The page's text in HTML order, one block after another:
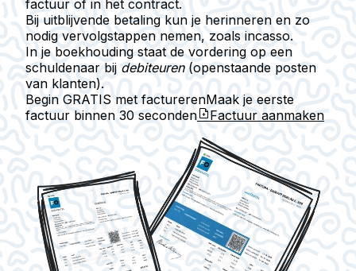
factuur of in het contract.
Bij uitblijvende betaling kun je herinneren en zo
nodig vervolgstappen nemen, zoals incasso.
In je boekhouding staat de vordering op een
schuldenaar bij debiteuren(openstaande posten
van klanten).
Begin GRATIS met facturerenMaak je eerste
factuur binnen 30 seconden Factuur aanmaken